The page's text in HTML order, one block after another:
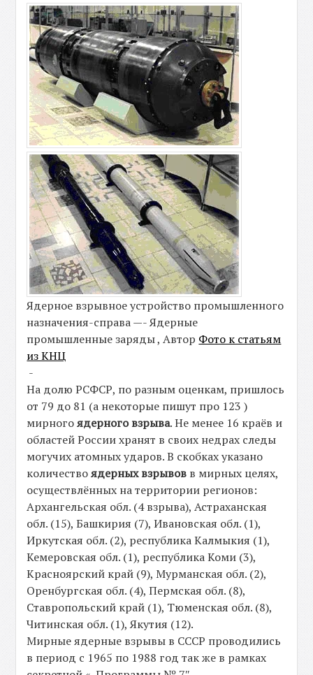
Ядерное взрывное устройство промышленного
назначения-справа —- Ядерные
промышленные заряды , Автор Фото к статьям
из КНЦ
-
На долю РСФСР, по разным оценкам, пришлось
от 79 до 81 (а некоторые пишут про 123 )
мирногоядерного взрыва. Не менее 16 краёв и
областей России хранят в своих недрах следы
могучих атомных ударов. В скобках указано
количествоядерных взрывов в мирных целях,
осуществлённых на территории регионов:
Архангельская обл. (4 взрыва), Астраханская
обл. (15), Башкирия (7), Ивановская обл. (1),
Иркутская обл. (2), республика Калмыкия (1),
Кемеровская обл. (1), республика Коми (3),
Красноярский край (9), Мурманская обл. (2),
Оренбургская обл. (4), Пермская обл. (8),
Ставропольский край (1), Тюменская обл. (8),
Читинская обл. (1), Якутия (12).
Мирные ядерные взрывы в СССР проводились
в период с 1965 по 1988 год так же в рамках